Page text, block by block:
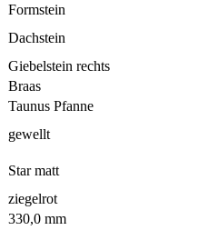
Formstein
Dachstein
Giebelstein rechts
Braas
Taunus Pfanne
gewellt
Star matt
ziegelrot
330,0 mm